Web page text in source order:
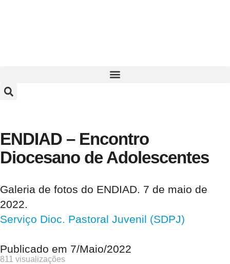
ENDIAD – Encontro
Diocesano de Adolescentes
Galeria de fotos do ENDIAD. 7 de maio de
2022.
Serviço Dioc. Pastoral Juvenil (SDPJ)
Publicado em 7/Maio/2022
811 visualizações